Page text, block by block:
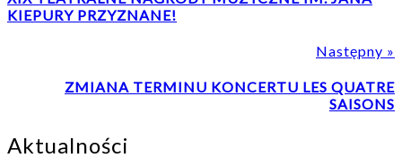
post
KIEPURY PRZYZNANE!
Następny »
ZMIANA TERMINU KONCERTU LES QUATRE
SAISONS
Aktualności